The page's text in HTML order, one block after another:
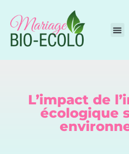
L’impact de
écologique